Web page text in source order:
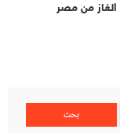
الغاز من مصر